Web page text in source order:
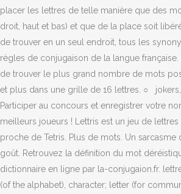
placer les lettres de telle manière que des
droit, haut et bas) et que de la place soit
de trouver en un seul endroit, tous les
règles de conjugaison de la langue
de trouver le plus grand nombre de mots
et plus dans une grille de 16 lettres. ○
Participer au concours et enregistrer votre
meilleurs joueurs ! Lettris est un jeu de
proche de Tetris. Plus de mots. Un sarcasme
goût. Retrouvez la définition du mot
dictionnaire en ligne par la-conjugaion.fr.
(of the alphabet), character; letter (for